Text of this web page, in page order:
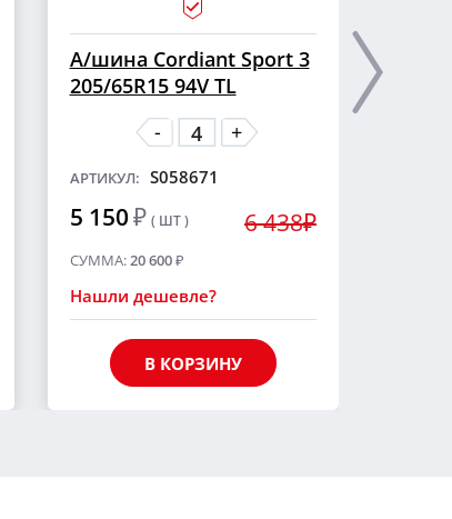
А/шина Cordiant Sport 3
205/65R15 94V TL
-
+
АРТИКУЛ: S058671
5 150₽ ( ШТ ) 6 438₽
СУММА: 20 600₽
Нашли дешевле?
В КОРЗИНУ